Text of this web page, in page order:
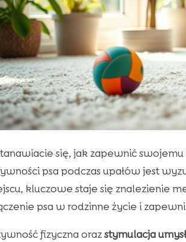
się, jak zapewnić
psa podczas upałów jest
kluczowe staje się znalezienie
psa w rodzinne życie i
fizyczna orazstymulacja